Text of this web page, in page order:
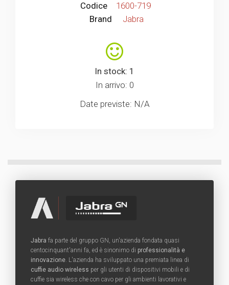
Codice
1600-719
Brand
Jabra
In stock: 1
In arrivo: 0
Date previste: N/A
Jabra fa parte del gruppo GN, un'azienda fondata quasi
centocinquant'anni fa, ed è sinonimo di professionalità e
innovazione. L'azienda ha sviluppato una premiata linea di
cuffie audio wireless per gli utenti di dispositivi mobili e di
cuffie sia wireless che con cavo per gli ambienti lavorativi e